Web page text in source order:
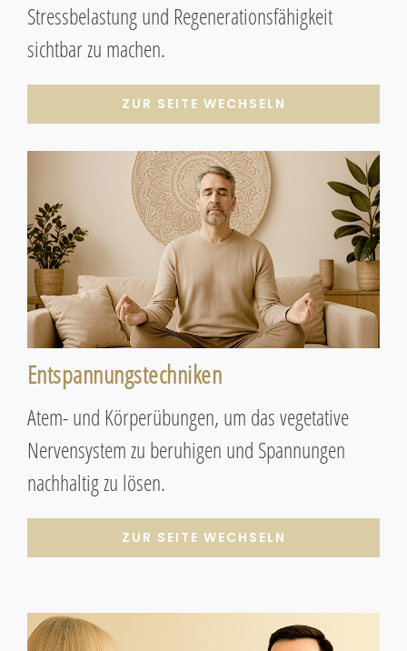
Stressbelastung und Regenerationsfähigkeit
sichtbar zu machen.
ZUR SEITE WECHSELN
Entspannungstechniken
Atem- und Körperübungen, um das vegetative
Nervensystem zu beruhigen und Spannungen
nachhaltig zu lösen.
ZUR SEITE WECHSELN